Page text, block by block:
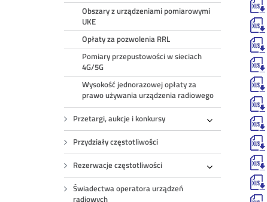
Obszary z urządzeniami pomiarowymi
UKE
Opłaty za pozwolenia RRL
Pomiary przepustowości w sieciach
4G/5G
Wysokość jednorazowej opłaty za
prawo używania urządzenia radiowego
Przetargi, aukcje i konkursy
Rozwiń
Przydziały częstotliwości
Rezerwacje częstotliwości
Rozwiń
Świadectwa operatora urządzeń
radiowych